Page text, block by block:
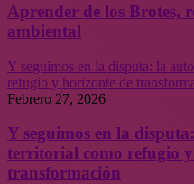
Aprender de los Brotes,
ambiental
Y seguimos en la disputa: la
refugio y horizonte de
Febrero 27, 2026
Y seguimos en la
territorial como refugio
transformación